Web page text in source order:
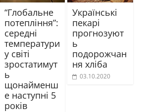
“Глобальне
потепління”:
середні
температури
у світі
зростатимут
ь
щонайменш
е наступні 5
років
Українські
пекарі
прогнозуют
ь
подорожчан
ня хліба
03.10.2020